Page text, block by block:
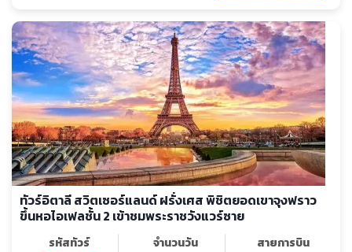
ทัวร์อิตาลี สวิตเซอร์แลนด์ ฝรั่งเศส พิชิตยอดเขาจุงฟราว
ขึ้นหอไอเฟลชั้น 2 เข้าชมพระราชวังแวร์ซาย
รหัสทัวร์
จำนวนวัน
สายการบิน